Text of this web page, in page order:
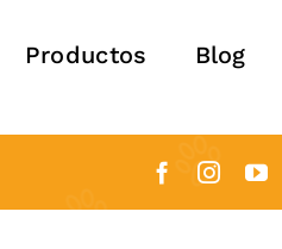
Productos Blog